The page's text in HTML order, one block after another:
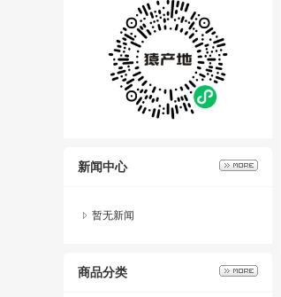
新闻中心
暂无新闻
商品分类